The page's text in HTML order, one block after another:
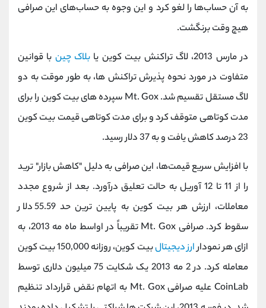
به آن حساب‌ها را لغو کرد و این وجوه به حساب‌های این صرافی
هیچ وقت برنگشت.
در مارس 2013، لاگ تراکنش بیت کوین یا
بلاک چین با قوانین
متفاوت در مورد نحوه پذیرش تراکنش ها، به طور موقت به دو
لاگ مستقل تقسیم شد. Mt. Gox سپرده های بیت کوین را برای
مدت کوتاهی متوقف کرد و برای مدت کوتاهی قیمت بیت کوین
23 درصد کاهش یافت و به 37 دلار رسید.
با افزایش سریع قیمت‌ها، این صرافی به دلیل "کاهش بازار" ترید
را از 11 تا 12 آوریل به حالت تعلیق درآورد. بعد از شروع مجدد
معاملات، ارزش هر بیت کوین به پایین ترین حد 55.59 دلار
سقوط کرد. صرافی Mt. Gox تقریباً در اواسط ماه مه 2013، به
ازای هر نمودارارز دیجیتال
بیت کوین، روزانه 150,000 بیت کوین
معامله کرد. در 2 مه 2013 یک شکایت 75 میلیون دلاری توسط
CoinLab علیه صرافی Mt. Gox به اتهام نقض قرارداد تنظیم